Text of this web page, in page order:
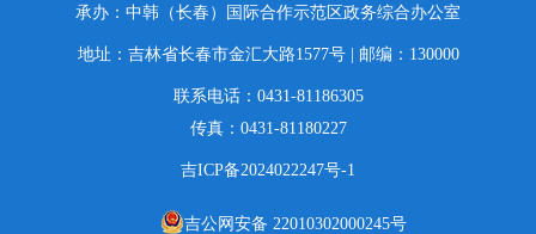
承办：中韩（长春）国际合作示范区政务综合办公室
地址：吉林省长春市金汇大路1577号 | 邮编：130000
联系电话：0431-81186305
传真：0431-81180227
吉ICP备2024022247号-1
吉公网安备 22010302000245号